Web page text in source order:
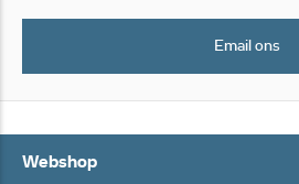
Email ons
Webshop